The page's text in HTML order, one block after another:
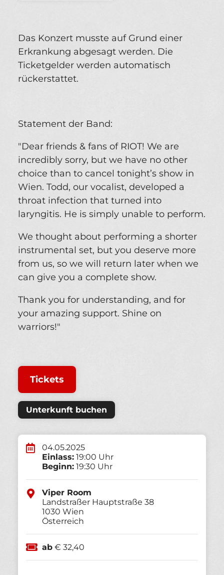
Das Konzert musste auf Grund einer
Erkrankung abgesagt werden. Die
Ticketgelder werden automatisch
rückerstattet.
Statement der Band:
"Dear friends & fans of RIOT! We are
incredibly sorry, but we have no other
choice than to cancel tonight’s show in
Wien. Todd, our vocalist, developed a
throat infection that turned into
laryngitis. He is simply unable to perform.
We thought about performing a shorter
instrumental set, but you deserve more
from us, so we will return later when we
can give you a complete show.
Thank you for understanding, and for
your amazing support. Shine on
warriors!"
Tickets
Unterkunft buchen
04.05.2025
Einlass: 19:00 Uhr
Beginn: 19:30 Uhr
Viper Room
Landstraßer Hauptstraße 38
1030 Wien
Österreich
ab € 32,40